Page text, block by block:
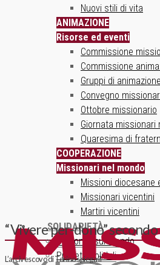
Nuovi stili di vita
ANIMAZIONE
Risorse ed eventi
Commissione
Commissione
Gruppi di
Convegno
Ottobre missionario
Giornata missionari
Quaresima di
COOPERAZIONE
Missionari nel mondo
Missioni diocesane
Missionari vicentini
Martiri vicentini
SOLIDARIETÀ
Un ponte sul mondo
Progetti solidali
“Vivere per-dono”
L’arcivescovo di Torino spiega il